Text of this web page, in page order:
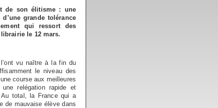
de son élitisme : une
grande tolérance
qui ressort des
le 12 mars.
vu naître à la fin du
le niveau des
course aux meilleures
relégation rapide et
Au total, la France qui a
de mauvaise élève dans